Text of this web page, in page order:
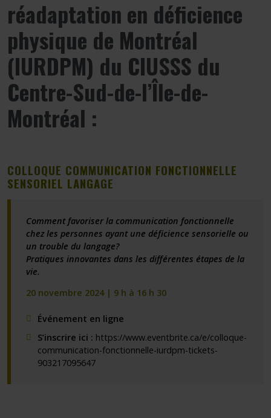
réadaptation en déficience
physique de Montréal
(IURDPM) du CIUSSS du
Centre-Sud-de-l’Île-de-
Montréal :
COLLOQUE COMMUNICATION FONCTIONNELLE
SENSORIEL LANGAGE
Comment favoriser la communication fonctionnelle
chez les personnes ayant une déficience sensorielle ou
un trouble du langage?
Pratiques innovantes dans les différentes étapes de la
vie.
20 novembre 2024 | 9 h à 16 h 30
Événement en ligne
S’inscrire ici : https://www.eventbrite.ca/e/colloque-
communication-fonctionnelle-iurdpm-tickets-
903217095647